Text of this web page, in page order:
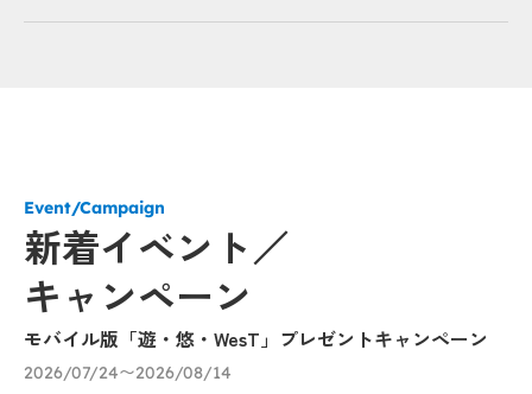
Event/Campaign
新着イベント／
キャンペーン
モバイル版「遊・悠・WesT」プレゼントキャンペーン
2026/07/24〜2026/08/14